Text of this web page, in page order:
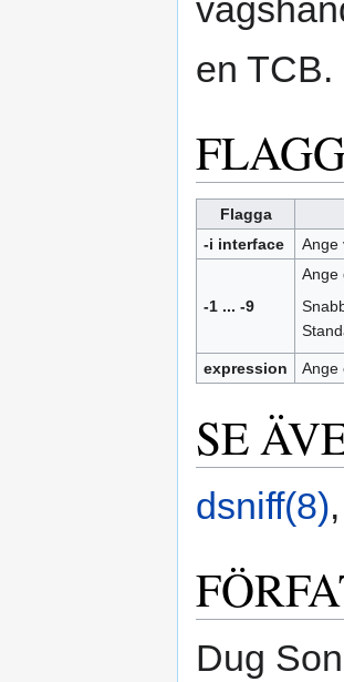
en TCB.
Flagga
-i interface
Ange
-1 ... -9
Ange
expression Ange
SE
dsniff(8),
Dug